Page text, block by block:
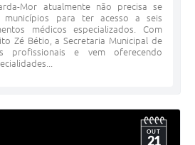
Mor atualmente não precisa se
para ter acesso a seis
médicos especializados. Com
Zé Bétio, a Secretaria Municipal de
profissionais e vem oferecendo
OUT
21